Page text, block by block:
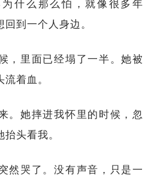
什么那么怕，就像很多年
到一个人身边。
，里面已经塌了一半。她被
着血。
。她摔进我怀里的时候，忽
头看我。
然哭了。没有声音，只是一